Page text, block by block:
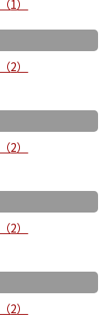
1
2
2
2
2